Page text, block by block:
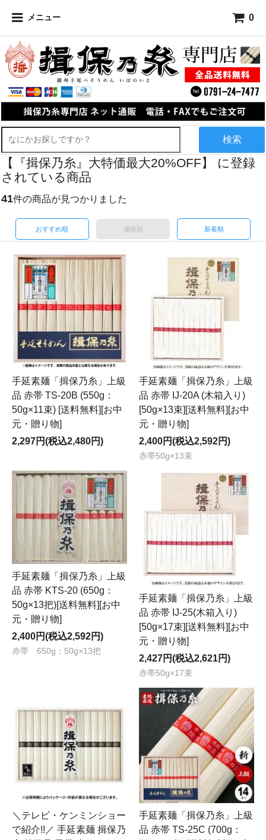
メニュー 0
検索
【『揖保乃糸』大特価最大20%OFF】 に登録
されている商品
41件の商品が見つかりました
おすすめ順 価格順 新着順
手延素麺「揖保乃糸」上級
品 赤帯 TS-20B (550g：
50g×11束) [送料無料][お中
元・贈り物]
2,297円(税込2,480円)
手延素麺「揖保乃糸」上級
品 赤帯 IJ-20A (木箱入り)
[50g×13束][送料無料][お中
元・贈り物]
2,400円(税込2,592円)
赤帯50g×13束
手延素麺「揖保乃糸」上級
品 赤帯 KTS-20 (650g：
50g×13把)[送料無料][お中
元・贈り物]
2,400円(税込2,592円)
赤帯 650g：50g×13把
手延素麺「揖保乃糸」上級
品 赤帯 IJ-25(木箱入り)
[50g×17束][送料無料][お中
元・贈り物]
2,427円(税込2,621円)
赤帯50g×17束
＼テレビ・ケンミンショー
で紹介!!／ 手延素麺 揖保乃
手延素麺「揖保乃糸」上級
品 赤帯 TS-25C (700g：